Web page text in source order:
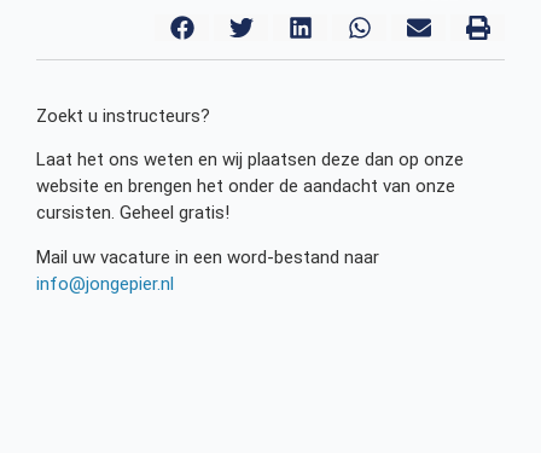
Zoekt u instructeurs?
Laat het ons weten en wij plaatsen deze dan op onze
website en brengen het onder de aandacht van onze
cursisten. Geheel gratis!
Mail uw vacature in een word-bestand naar
info@jongepier.nl